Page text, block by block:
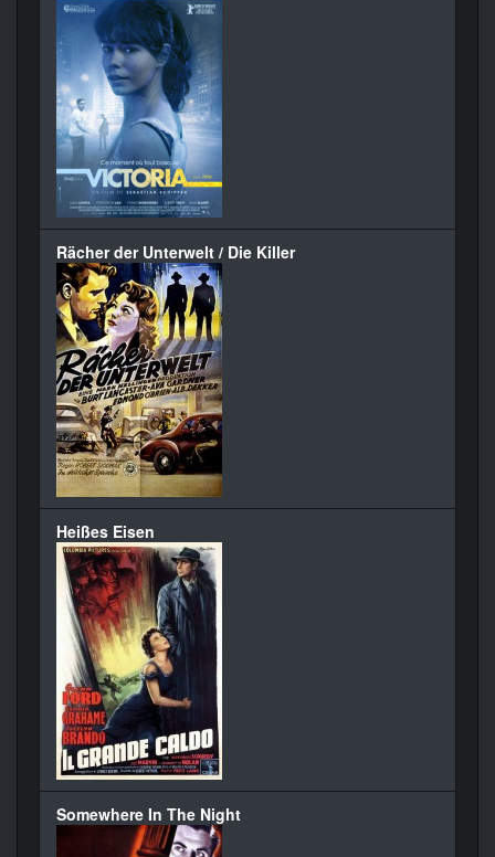
Rächer der Unterwelt / Die Killer
Heißes Eisen
Somewhere In The Night